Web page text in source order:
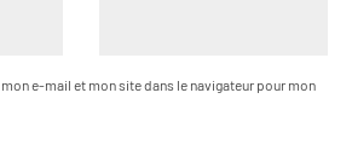
e-mail et mon site dans le navigateur pour mon